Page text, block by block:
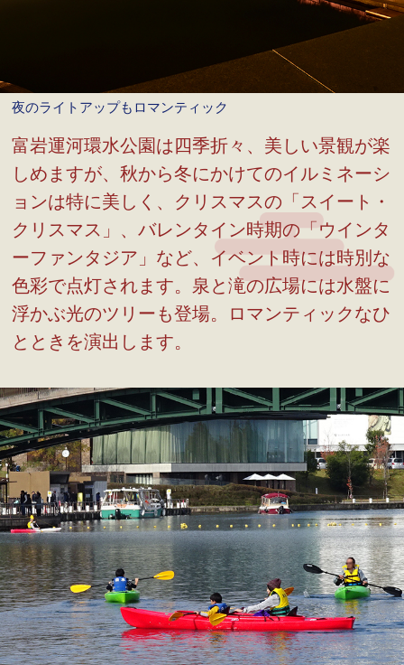
夜のライトアップもロマンティック
富岩運河環水公園は四季折々、美しい景観が楽
しめますが、秋から冬にかけてのイルミネーシ
ョンは特に美しく、クリスマスの「スイート・
クリスマス」、バレンタイン時期の「ウインタ
ーファンタジア」など、イベント時には時別な
色彩で点灯されます。泉と滝の広場には水盤に
浮かぶ光のツリーも登場。ロマンティックなひ
とときを演出します。